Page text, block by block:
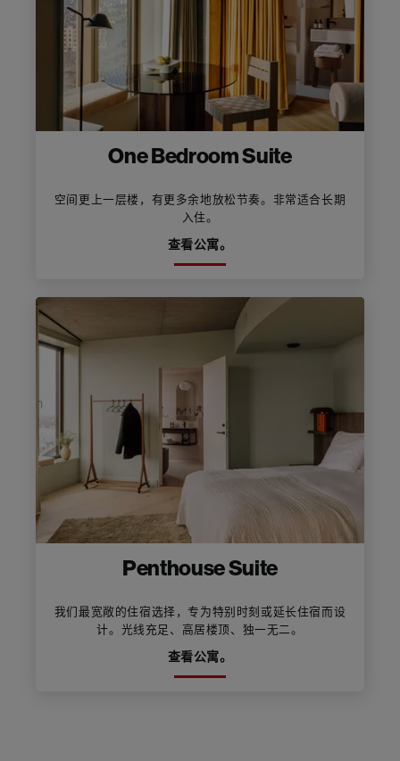
One Bedroom Suite
空间更上一层楼，有更多余地放松节奏。非常适合长期
入住。
查看公寓。
Penthouse Suite
我们最宽敞的住宿选择，专为特别时刻或延长住宿而设
计。光线充足、高居楼顶、独一无二。
查看公寓。